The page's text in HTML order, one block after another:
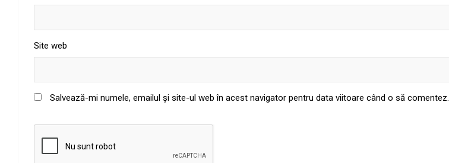
Site web
Salvează-mi numele, emailul și site-ul web în acest navigator pentru data viitoare când o să comentez.